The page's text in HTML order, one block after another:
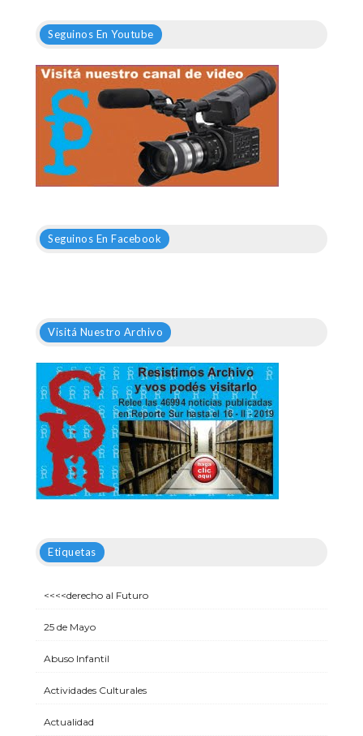
Seguinos En Youtube
Seguinos En Facebook
Visitá Nuestro Archivo
Etiquetas
<<<<derecho al Futuro
25 de Mayo
Abuso Infantil
Actividades Culturales
Actualidad